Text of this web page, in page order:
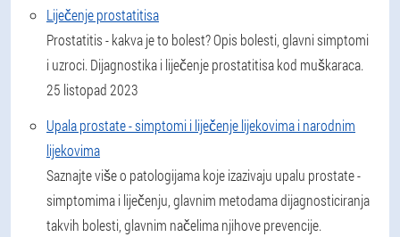
Liječenje prostatitisa
Prostatitis - kakva je to bolest? Opis bolesti, glavni simptomi
i uzroci. Dijagnostika i liječenje prostatitisa kod muškaraca.
25 listopad 2023
Upala prostate - simptomi i liječenje lijekovima i narodnim
lijekovima
Saznajte više o patologijama koje izazivaju upalu prostate -
simptomima i liječenju, glavnim metodama dijagnosticiranja
takvih bolesti, glavnim načelima njihove prevencije.